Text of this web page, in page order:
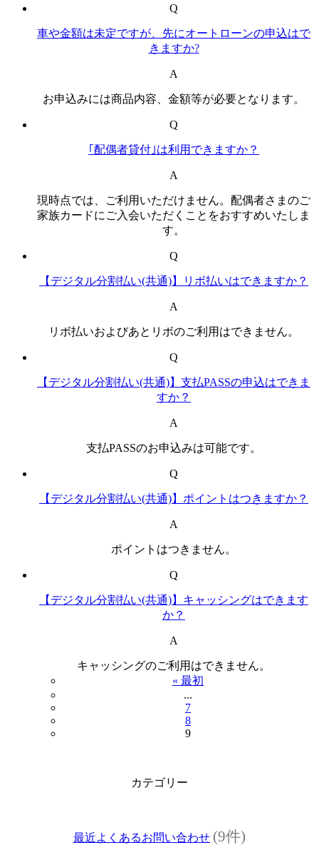
Q
車や金額は未定ですが、先にオートローンの申込はで
きますか?
A
お申込みには商品内容、金額等が必要となります。
Q
｢配偶者貸付｣は利用できますか？
A
現時点では、ご利用いただけません。配偶者さまのご
家族カードにご入会いただくことをおすすめいたしま
す。
Q
【デジタル分割払い(共通)】リボ払いはできますか？
A
リボ払いおよびあとリボのご利用はできません。
Q
【デジタル分割払い(共通)】支払PASSの申込はできま
すか？
A
支払PASSのお申込みは可能です。
Q
【デジタル分割払い(共通)】ポイントはつきますか？
A
ポイントはつきません。
Q
【デジタル分割払い(共通)】キャッシングはできます
か？
A
キャッシングのご利用はできません。
« 最初
...
7
8
9
カテゴリー
最近よくあるお問い合わせ (9件)